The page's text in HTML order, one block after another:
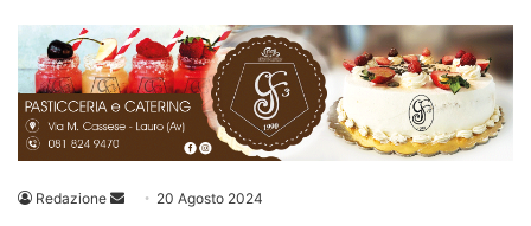
Redazione
Invia 20 Agosto 2024